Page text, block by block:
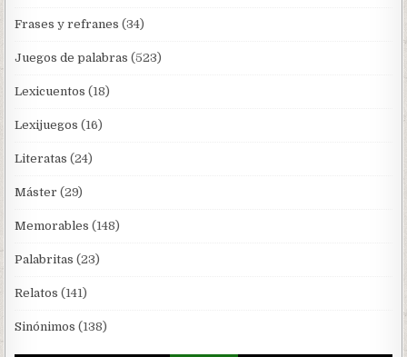
Frases y refranes (34)
Juegos de palabras (523)
Lexicuentos (18)
Lexijuegos (16)
Literatas (24)
Máster (29)
Memorables (148)
Palabritas (23)
Relatos (141)
Sinónimos (138)